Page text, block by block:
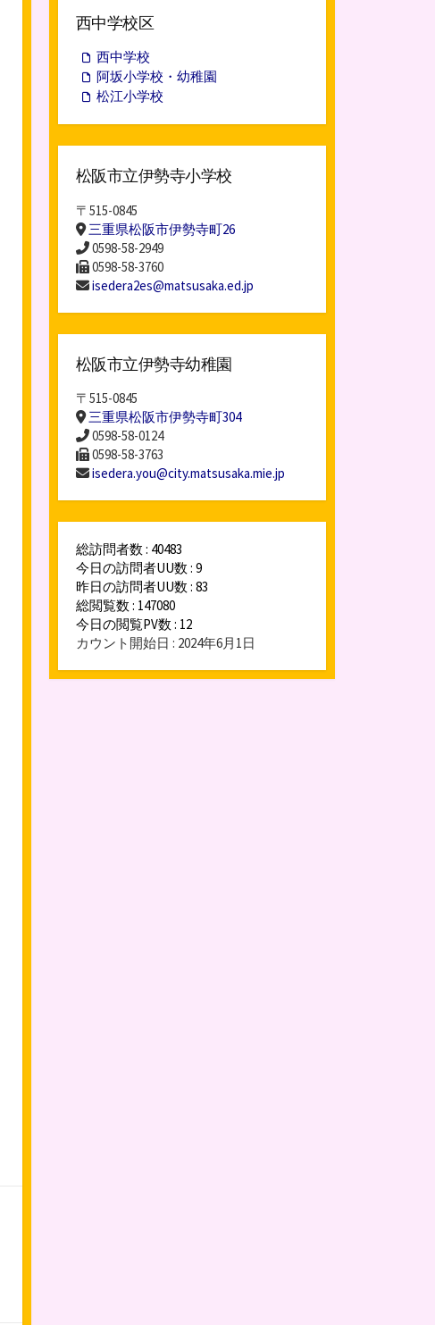
イ
西中学校区
西中学校
阿坂小学校・幼稚園
松江小学校
松阪市立伊勢寺小学校
〒515-0845
三重県松阪市伊勢寺町26
0598-58-2949
0598-58-3760
isedera2es@matsusaka.ed.jp
松阪市立伊勢寺幼稚園
〒515-0845
三重県松阪市伊勢寺町304
0598-58-0124
0598-58-3763
isedera.you@city.matsusaka.mie.jp
総訪問者数 : 40483
今日の訪問者UU数 : 9
昨日の訪問者UU数 : 83
総閲覧数 : 147080
今日の閲覧PV数 : 12
カウント開始日 : 2024年6月1日